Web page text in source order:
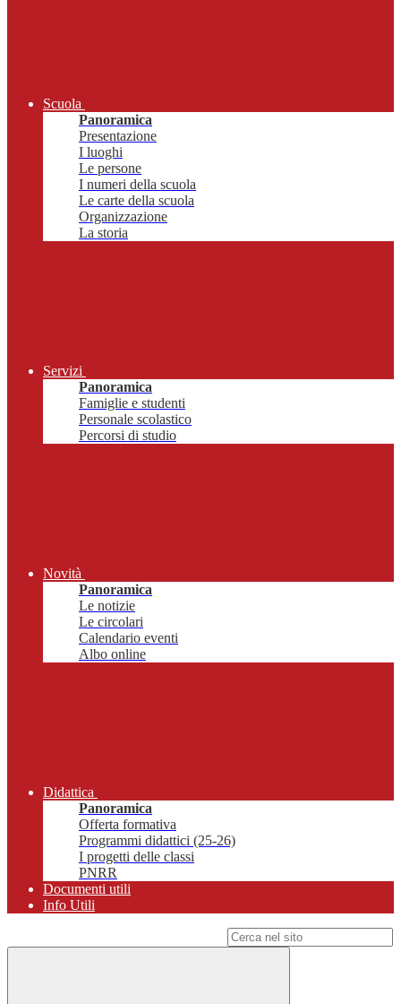
Scuola
Panoramica
Presentazione
I luoghi
Le persone
I numeri della scuola
Le carte della scuola
Organizzazione
La storia
Servizi
Panoramica
Famiglie e studenti
Personale scolastico
Percorsi di studio
Novità
Panoramica
Le notizie
Le circolari
Calendario eventi
Albo online
Didattica
Panoramica
Offerta formativa
Programmi didattici (25-26)
I progetti delle classi
PNRR
Documenti utili
Info Utili